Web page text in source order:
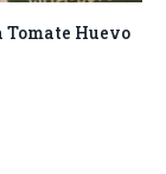
Huevo